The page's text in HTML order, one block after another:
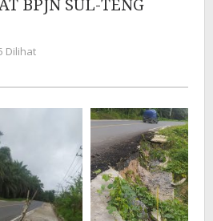
TOMATA
TENG
BUNGKAM
BPJN SUL-TENG
Dilihat